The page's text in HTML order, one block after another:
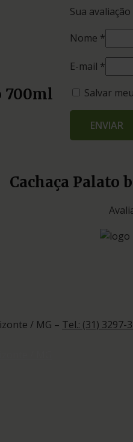
Sua
Nome *
E-mail *
Salvar
700ml
Cachaça Palato
/ MG – Tel.: (31) 3297-